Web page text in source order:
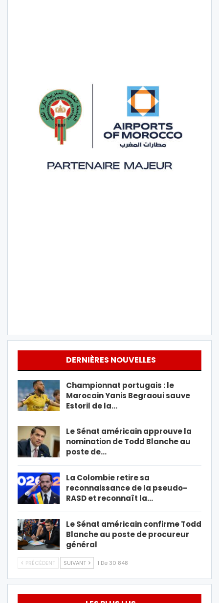
DERNIÈRES NOUVELLES
Championnat portugais : le
Marocain Yanis Begraoui sauve
Estoril de la…
Le Sénat américain approuve la
nomination de Todd Blanche au
poste de…
La Colombie retire sa
reconnaissance de la pseudo-
RASD et reconnaît la…
Le Sénat américain confirme Todd
Blanche au poste de procureur
général
PRÉCÉDENT SUIVANT 1 De 30 848